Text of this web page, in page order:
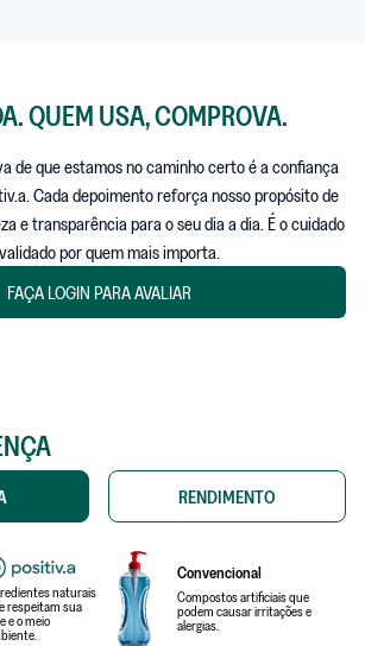
QUEM USA, COMPROVA.
de que estamos no caminho certo é a confiança
Cada depoimento reforça nosso propósito de
e transparência para o seu dia a dia. É o cuidado
por quem mais importa.
FAÇA LOGIN PARA AVALIAR
RENDIMENTO
naturais
respeitam sua
e o meio
Convencional
Compostos artificiais que
podem causar irritações e
alergias.